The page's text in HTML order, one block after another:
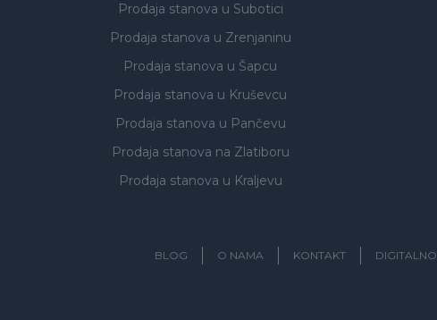
Prodaja stanova u Subotici
Prodaja stanova u Zrenjaninu
Prodaja stanova u Šapcu
Prodaja stanova u Kruševcu
Prodaja stanova u Pančevu
Prodaja stanova na Zlatiboru
Prodaja stanova u Kraljevu
BLOG O NAMA KONTAKT